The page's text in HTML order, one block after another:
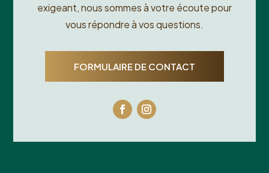
exigeant, nous sommes à votre écoute pour
vous répondre à vos questions.
FORMULAIRE DE CONTACT